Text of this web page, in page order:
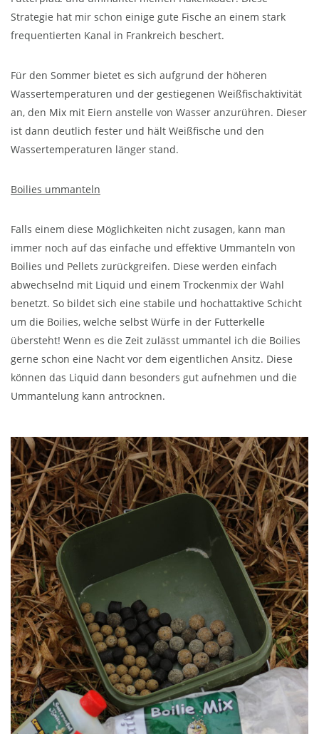
Strategie hat mir schon einige gute Fische an einem stark
frequentierten Kanal in Frankreich beschert.
Für den Sommer bietet es sich aufgrund der höheren
Wassertemperaturen und der gestiegenen Weißfischaktivität
an, den Mix mit Eiern anstelle von Wasser anzurühren. Dieser
ist dann deutlich fester und hält Weißfische und den
Wassertemperaturen länger stand.
Boilies ummanteln
Falls einem diese Möglichkeiten nicht zusagen, kann man
immer noch auf das einfache und effektive Ummanteln von
Boilies und Pellets zurückgreifen. Diese werden einfach
abwechselnd mit Liquid und einem Trockenmix der Wahl
benetzt. So bildet sich eine stabile und hochattaktive Schicht
um die Boilies, welche selbst Würfe in der Futterkelle
übersteht! Wenn es die Zeit zulässt ummantel ich die Boilies
gerne schon eine Nacht vor dem eigentlichen Ansitz. Diese
können das Liquid dann besonders gut aufnehmen und die
Ummantelung kann antrocknen.